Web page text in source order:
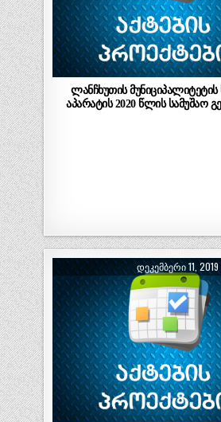
ლანჩხუთის
აპარატის 2020 წლის სამუშაო
ᲓᲔᲙᲔᲛᲑᲔᲠᲘ 11, 2019